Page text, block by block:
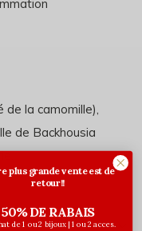
de la camomille),
de Backhousia
plus grande vente est de
retour!!
50% DE RABAIS
de 1 ou 2 bijoux | 1 ou 2 acces.